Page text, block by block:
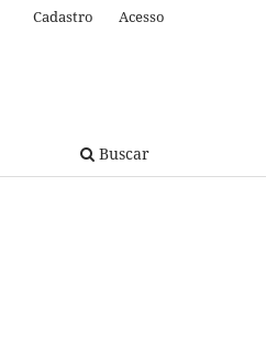
Buscar
Cadastro Acesso